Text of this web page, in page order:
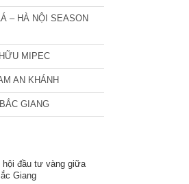
– HÀ NỘI SEASON
MIPEC
AN KHÁNH
GIANG
đầu tư vàng giữa
Giang